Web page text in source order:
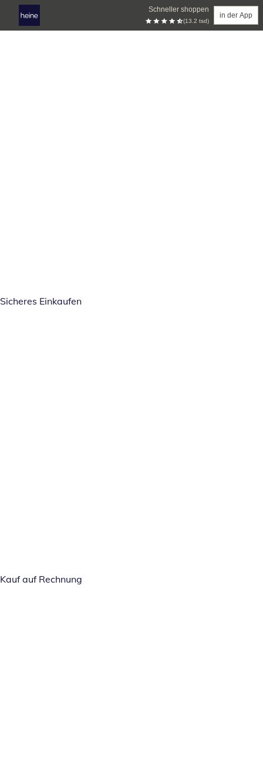
Schneller shoppen
(13.2 tsd)
in der App
Sicheres Einkaufen
Kauf auf Rechnung